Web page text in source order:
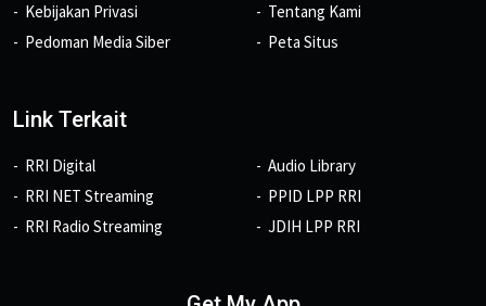
Kebijakan Privasi
Pedoman Media Siber
Tentang Kami
Peta Situs
Link Terkait
RRI Digital
RRI NET Streaming
RRI Radio Streaming
Audio Library
PPID LPP RRI
JDIH LPP RRI